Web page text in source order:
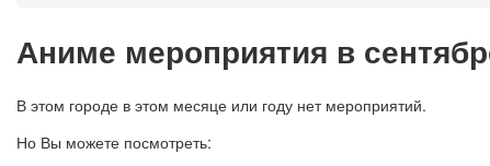
Аниме мероприятия в
В этом городе в этом месяце или году нет мероприятий.
Но Вы можете посмотреть: